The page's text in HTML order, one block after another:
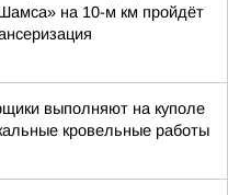
на 10-м км пройдёт
выполняют на куполе
кровельные работы